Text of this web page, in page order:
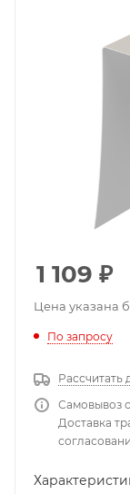
1 109 ₽
Цена указана
По запросу
Рассчитать
Самовывоз
Доставка